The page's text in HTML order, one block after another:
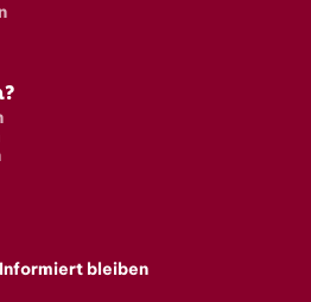
Informiert bleiben